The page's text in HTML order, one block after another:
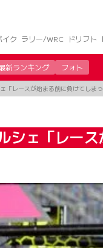
ク ラリー/WRC ドリフト
新ランキング フォト
「レースが始まる前に負けてしま
シェ「レー